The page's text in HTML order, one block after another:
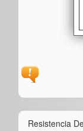
Resistencia